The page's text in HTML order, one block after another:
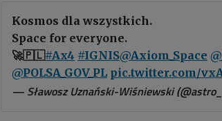
Kosmos dla wszystkich.
Space for everyone.
🚀🇵🇱#Ax4 #IGNIS@Axiom_Space
@POLSA_GOV_PL pic.twitter.com/
— Sławosz Uznański-Wiśniewski